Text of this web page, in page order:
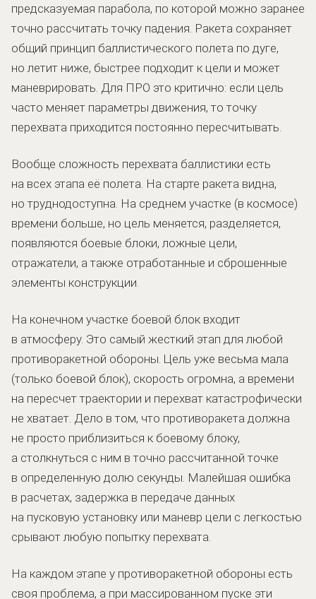
предсказуемая парабола, по которой можно заранее
точно рассчитать точку падения. Ракета сохраняет
общий принцип баллистического полета по дуге,
но летит ниже, быстрее подходит к цели и может
маневрировать. Для ПРО это критично: если цель
часто меняет параметры движения, то точку
перехвата приходится постоянно пересчитывать.
Вообще сложность перехвата баллистики есть
на всех этапа её полета. На старте ракета видна,
но труднодоступна. На среднем участке (в космосе)
времени больше, но цель меняется, разделяется,
появляются боевые блоки, ложные цели,
отражатели, а также отработанные и сброшенные
элементы конструкции.
На конечном участке боевой блок входит
в атмосферу. Это самый жесткий этап для любой
противоракетной обороны. Цель уже весьма мала
(только боевой блок), скорость огромна, а времени
на пересчет траектории и перехват катастрофически
не хватает. Дело в том, что противоракета должна
не просто приблизиться к боевому блоку,
а столкнуться с ним в точно рассчитанной точке
в определенную долю секунды. Малейшая ошибка
в расчетах, задержка в передаче данных
на пусковую установку или маневр цели с легкостью
срывают любую попытку перехвата.
На каждом этапе у противоракетной обороны есть
своя проблема, а при массированном пуске эти